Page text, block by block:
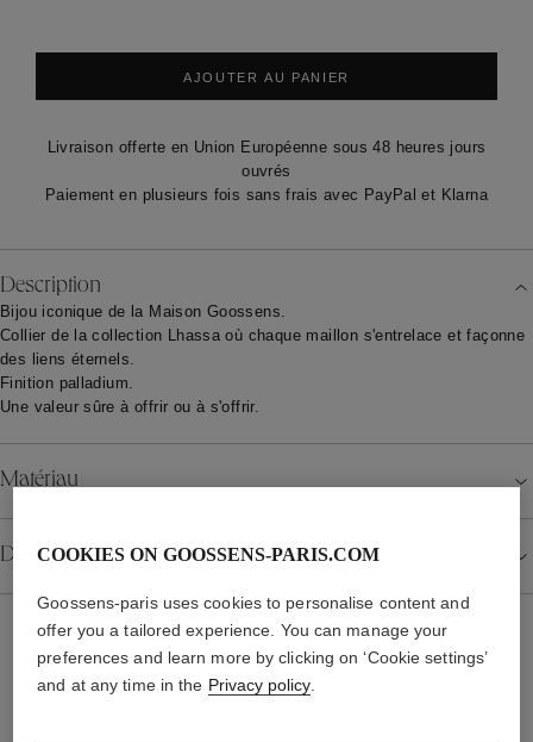
Livraison offerte en Union Européenne sous 48 heures jours
Paiement en plusieurs fois sans frais avec PayPal et Klarna
Description
Bijou iconique de la Maison Goossens.
Collier de la collection Lhassa où chaque maillon s'entrelace et façonne
Finition palladium.
Matériau
Détails
NOUS VOUS PROPOSONS ÉGALEMENT
COOKIES ON GOOSSENS-PARIS.COM
Goossens-paris uses cookies to personalise content and
offer you a tailored experience. You can manage your
preferences and learn more by clicking on ‘Cookie settings’
and at any time in the Privacy policy.